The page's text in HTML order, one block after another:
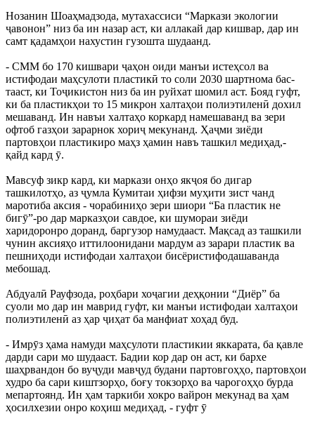
Нозанин Шоаҳмадзода, мутахассиси “Маркази экологии
ҷавонон” низ ба ин назар аст, ки аллакай дар кишвар, дар ин
самт қадамҳои нахустин гузошта шудаанд.
- СММ бо 170 кишвари ҷаҳон оиди манъи истеҳсол ва
истифодаи маҳсулоти пластикӣ то соли 2030 шартнома бас-
тааст, ки Тоҷикистон низ ба ин руйхат шомил аст. Бояд гуфт,
ки ба пластикҳои то 15 микрон халтаҳои полиэтиленӣ дохил
мешаванд. Ин навъи халтаҳо коркард намешаванд ва зери
офтоб газҳои зарарнок хориҷ мекунанд. Ҳаҷми зиёди
партовҳои пластикиро маҳз ҳамин навъ ташкил медиҳад,-
қайд кард ӯ.
Мавсуф зикр кард, ки маркази онҳо якҷоя бо дигар
ташкилотҳо, аз ҷумла Кумитаи ҳифзи муҳити зист чанд
маротиба аксия - чорабиниҳо зери шиори “Ба пластик не
бигӯ”-ро дар марказҳои савдое, ки шумораи зиёди
харидоронро доранд, баргузор намудааст. Мақсад аз ташкили
чунин аксияҳо иттилоонидани мардум аз зарари пластик ва
пешниҳоди истифодаи халтаҳои бисёристифодашаванда
мебошад.
Абдуалӣ Рауфзода, роҳбари хоҷагии деҳқонии “Диёр” ба
суоли мо дар ин маврид гуфт, ки манъи истифодаи халтаҳои
полиэтиленӣ аз ҳар ҷиҳат ба манфиат хоҳад буд.
- Имрӯз ҳама намуди маҳсулоти пластикии яккарата, ба қавле
дарди сари мо шудааст. Бадии кор дар он аст, ки бархе
шаҳрвандон бо вуҷуди мавҷуд будани партовгоҳҳо, партовҳои
худро ба сари киштзорҳо, боғу токзорҳо ва чарогоҳҳо бурда
мепартоянд. Ин ҳам таркиби хокро вайрон мекунад ва ҳам
ҳосилхезии онро коҳиш медиҳад, - гуфт ӯ